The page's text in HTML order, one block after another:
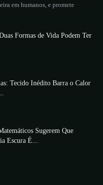
em humanos, e promete
Formas de Vida Podem Ter
Tecido Inédito Barra o Calor
Sugerem Que
Escura É...